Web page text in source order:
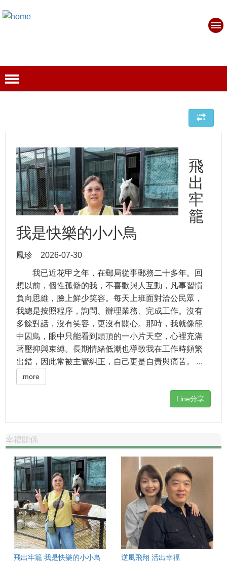
飛
出
牢
籠
我是快樂的小小鳥
鳳珍 2026-07-30
我已近花甲之年，在郵局從事郵務二十多年。回
想以前，個性孤僻的我，不喜歡與人互動，凡事習慣
負向思維，臉上鮮少笑容。每天上班面對洽公民眾，
我總是按照程序，詢問、辦理業務、完成工作。沒有
多餘對話，沒有笑容，更沒有關心。那時，我就像籠
中囚鳥，眼中只能看到頭頂的一小片天空，心裡充滿
著壓抑與束縛。長期情緒低潮也導致我在工作時頻繁
出錯，因此常被主管糾正，自己更是自責與痛苦。 ...
more
Line分享
幸福關係
飛出牢籠 我是快樂的小小鳥 逆風飛翔 活出幸福